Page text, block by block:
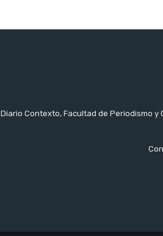
Diario Contexto, Facultad de Periodismo y